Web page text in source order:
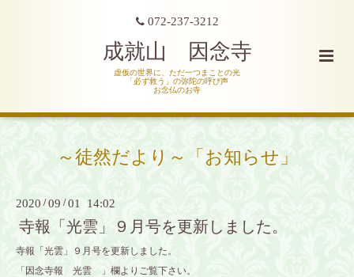
072-237-3212
成就山 因念寺
虚仮の世界に、ただ一つまことの光
「必ず救う」の弥陀の呼び声
お念仏のお寺
～徒然だより～「お知らせ」
2020 /09 /01 14:02
寺報「光雲」９月号を更新しました。
寺報「光雲」９月号を更新しました。
「因念寺報 光雲 」欄よりご覧下さい。